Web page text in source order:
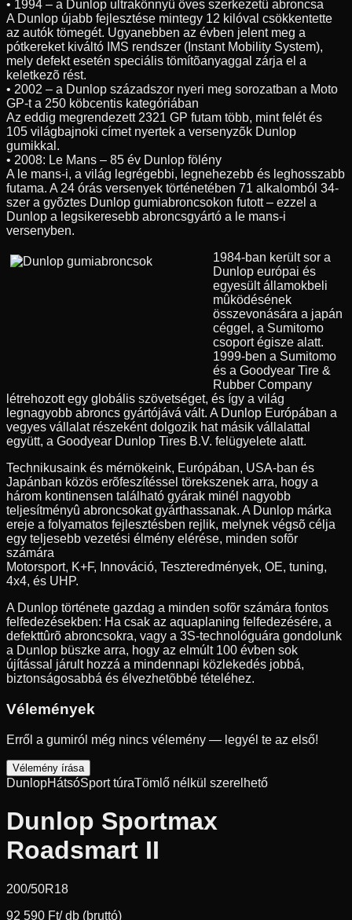
• 1994 – a Dunlop ultrakönnyû öves szerkezetû abroncsa
A Dunlop újabb fejlesztése mintegy 12 kilóval csökkentette
az autók tömegét. Ugyanebben az évben jelent meg a
pótkereket kiváltó IMS rendszer (Instant Mobility System),
mely defekt esetén speciális tömítõanyaggal zárja el a
keletkezõ rést.
• 2002 – a Dunlop századszor nyeri meg sorozatban a Moto
GP-t a 250 köbcentis kategóriában
Az eddig megrendezett 2321 GP futam több, mint felét és
105 világbajnoki címet nyertek a versenyzõk Dunlop
gumikkal.
• 2008: Le Mans – 85 év Dunlop fölény
A le mans-i, a világ legrégebbi, legnehezebb és leghosszabb
futama. A 24 órás versenyek történetében 71 alkalomból 34-
szer a gyõztes Dunlop gumiabroncsokon futott – ezzel a
Dunlop a legsikeresebb abroncsgyártó a le mans-i
versenyben.
1984-ban került sor a
Dunlop európai és
egyesült államokbeli
mûködésének
összevonására a japán
céggel, a Sumitomo
csoport égisze alatt.
1999-ben a Sumitomo
és a Goodyear Tire &
Rubber Company
létrehozott egy globális szövetséget, és így a világ
legnagyobb abroncs gyártójává vált. A Dunlop Európában a
vegyes vállalat részeként dolgozik hat másik vállalattal
együtt, a Goodyear Dunlop Tires B.V. felügyelete alatt.
Technikusaink és mérnökeink, Európában, USA-ban és
Japánban közös erõfeszítéssel törekszenek arra, hogy a
három kontinensen található gyárak minél nagyobb
teljesítményû abroncsokat gyárthassanak. A Dunlop márka
ereje a folyamatos fejlesztésben rejlik, melynek végsõ célja
egy teljesebb vezetési élmény elérése, minden sofõr
számára
Motorsport, K+F, Innováció, Teszteredmények, OE, tuning,
4x4, és UHP.
A Dunlop története gazdag a minden sofõr számára fontos
felfedezésekben: Ha csak az aquaplaning felfedezésére, a
defekttûrõ abroncsokra, vagy a 3S-technológuára gondolunk
a Dunlop büszke arra, hogy az elmúlt 100 évben sok
újítással járult hozzá a mindennapi közlekedés jobbá,
biztonságosabbá és élvezhetõbbé tételéhez.
Vélemények
Erről a gumiról még nincs vélemény — legyél te az első!
Vélemény írása
DunlopHátsóSport túraTömlő nélkül szerelhető
Dunlop Sportmax
Roadsmart II
200/50R18
92 590 Ft/ db (bruttó)